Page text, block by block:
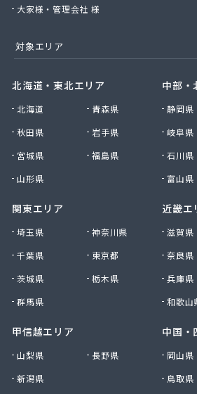
有限会社エネ・サイトウ
有限会社キタジマ
有限会社スミシン
有限会社横嶋商店
有限会社丸共農薬プロパン部
有限会社丸山
有限会社丸二商会
有限会社宮下商店
有限会社犬飼燃料店
有限会社古間ラジオテレビ商会
有限会社佐久プロパン
有限会社佐久燃料
有限会社秋山商店
有限会社小串商店
有限会社小池燃料店
大家様・管理会社 様
対象エリア
北海道・東北エリア
北海道
青森県
秋田県
岩手県
宮城県
福島県
山形県
関東エリア
埼玉県
神奈川県
千葉県
東京都
茨城県
栃木県
群馬県
甲信越エリア
山梨県
長野県
新潟県
中部・
静岡県
岐阜県
石川県
富山県
近畿エ
滋賀県
奈良県
兵庫県
和歌山
中国・
岡山県
鳥取県